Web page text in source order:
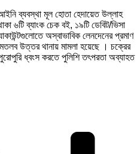
ব্যবস্থা মূল হোতা হেদায়েত উল্লাহ
৬টি ব্যাংক চেক বই, ১৯টি ডেবিট/ভিসা
অস্বাভাবিক লেনদেনের প্রমাণ
উত্তর থানায় মামলা হয়েছে । চক্রের
ধ্বংস করতে পুলিশি তৎপরতা অব্যাহত